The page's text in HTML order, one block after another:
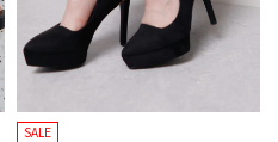
SALE